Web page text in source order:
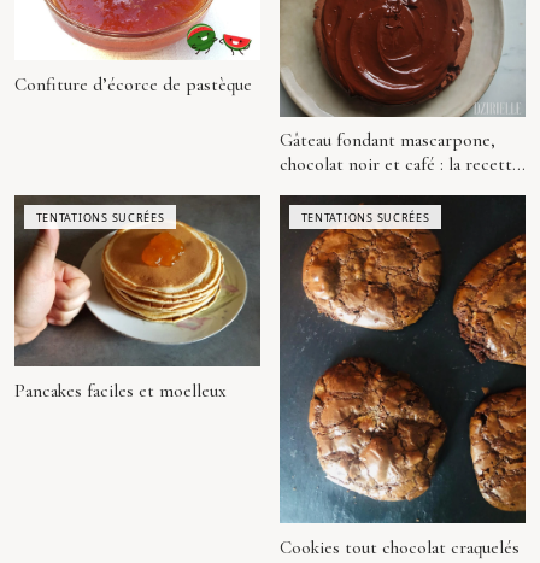
Confiture d’écorce de pastèque
Gâteau fondant mascarpone,
chocolat noir et café : la recette
TENTATIONS SUCRÉES
Pancakes faciles et moelleux
TENTATIONS SUCRÉES
Cookies tout chocolat craquelés